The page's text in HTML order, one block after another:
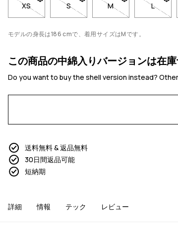
XS- サイズXSは在庫切れです。在庫が戻ったとき
S- サイズSは在庫切れです。在庫が
M- サイズMは在庫切
L- サイ
モデルの身長は186 cmで、着用サイズはMです。
この商品の中綿入りバージョンは在
Do you want to buy the shell version instead?
送料無料 & 返品無料
30日間返品可能
短納期
詳細 情報 テック レビュー